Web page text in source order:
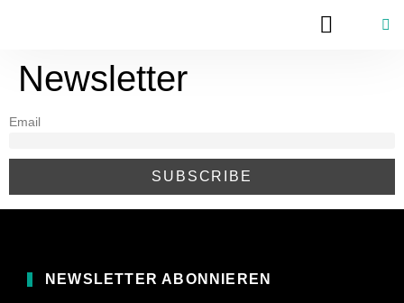
Newsletter
Email
NEWSLETTER ABONNIEREN